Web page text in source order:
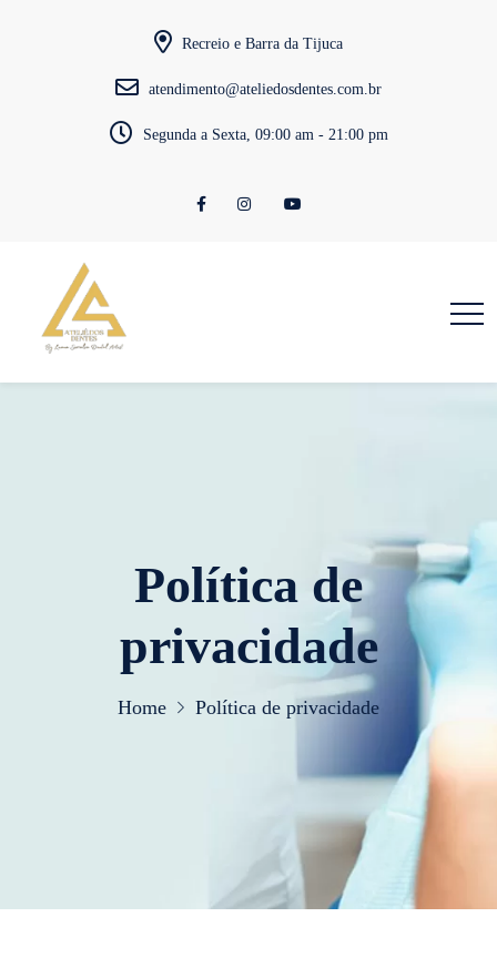
Recreio e Barra da Tijuca
atendimento@ateliedosdentes.com.br
Segunda a Sexta, 09:00 am - 21:00 pm
Política de
privacidade
Home Política de privacidade